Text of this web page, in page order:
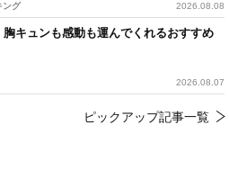
ング 2026.08.08
キュンも感動も運んでくれるおすすめ
2026.08.07
ピックアップ記事一覧